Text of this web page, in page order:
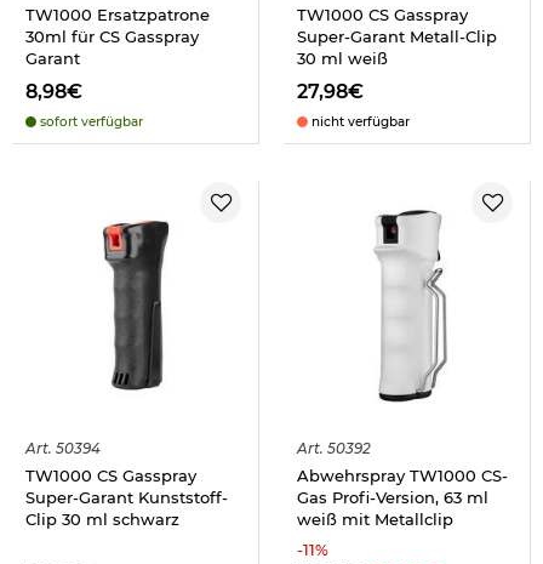
TW1000 Ersatzpatrone
30ml für CS Gasspray
Garant
8,98€
sofort verfügbar
TW1000 CS Gasspray
Super-Garant Metall-Clip
30 ml weiß
27,98€
nicht verfügbar
Art. 50394
TW1000 CS Gasspray
Super-Garant Kunststoff-
Clip 30 ml schwarz
Art. 50392
Abwehrspray TW1000 CS-
Gas Profi-Version, 63 ml
weiß mit Metallclip
-11%